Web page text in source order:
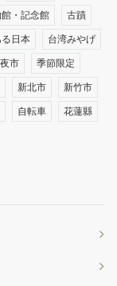
・記念館 古蹟
日本 台湾みやげ
夜市 季節限定
新北市 新竹市
自転車 花蓮縣